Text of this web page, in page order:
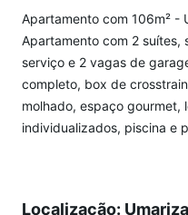
Apartamento com 106m² -
Apartamento com 2 suítes,
serviço e 2 vagas de
completo, box de
molhado, espaço gourmet,
individualizados, piscina e
Localização: